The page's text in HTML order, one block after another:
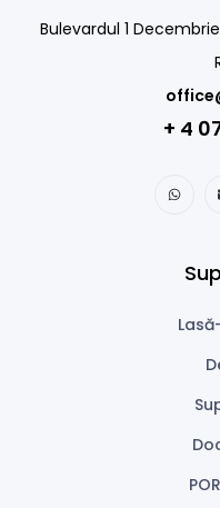
Bulevardul 1
+ 4